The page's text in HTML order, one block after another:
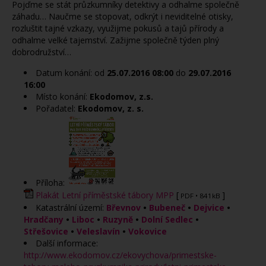
Pojďme se stát průzkumníky detektivy a odhalme společně
záhadu… Naučme se stopovat, odkrýt i neviditelné otisky,
rozluštit tajné vzkazy, využijme pokusů a tajů přírody a
odhalme velké tajemství. Zažijme společně týden plný
dobrodružství…
Datum konání: od 25.07.2016 08:00 do 29.07.2016
16:00
Místo konání: Ekodomov, z.s.
Pořadatel: Ekodomov, z. s.
Příloha:
Plakát Letní příměstské tábory MPP [ PDF • 841kB ]
Katastrální území: Břevnov • Bubeneč • Dejvice •
Hradčany • Liboc • Ruzyně • Dolní Sedlec •
Střešovice • Veleslavín • Vokovice
Další informace:
http://www.ekodomov.cz/ekovychova/primestske-